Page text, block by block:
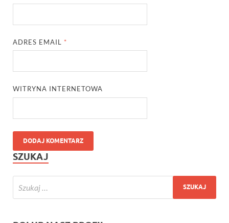
ADRES EMAIL *
WITRYNA INTERNETOWA
SZUKAJ